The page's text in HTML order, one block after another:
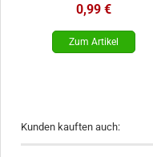
0,99 €
Kunden kauften auch: